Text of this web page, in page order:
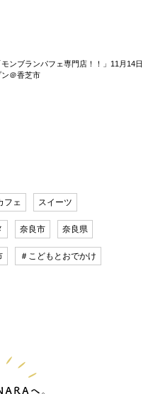
ンブランパフェ専門店！！」11月14日
ン＠香芝市
フェ スイーツ
奈良市 奈良県
＃こどもとおでかけ